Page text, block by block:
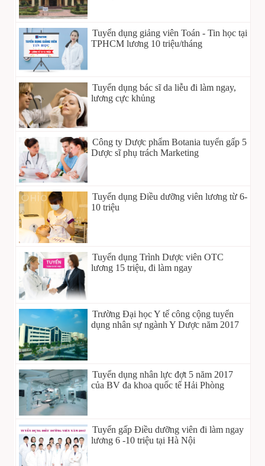
Tuyển dụng giảng viên Toán - Tin học tại
TPHCM lương 10 triệu/tháng
Tuyển dụng bác sĩ da liễu đi làm ngay,
lương cực khủng
Công ty Dược phẩm Botania tuyển gấp 5
Dược sĩ phụ trách Marketing
Tuyển dụng Điều dưỡng viên lương từ 6-
10 triệu
Tuyển dụng Trình Dược viên OTC
lương 15 triệu, đi làm ngay
Trường Đại học Y tế công cộng tuyển
dụng nhân sự ngành Y Dược năm 2017
Tuyển dụng nhân lực đợt 5 năm 2017
của BV đa khoa quốc tế Hải Phòng
Tuyển gấp Điều dưỡng viên đi làm ngay
lương 6 -10 triệu tại Hà Nội